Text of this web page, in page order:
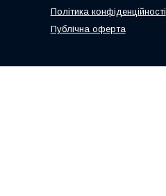
Політика конфіденційності
Публічна оферта